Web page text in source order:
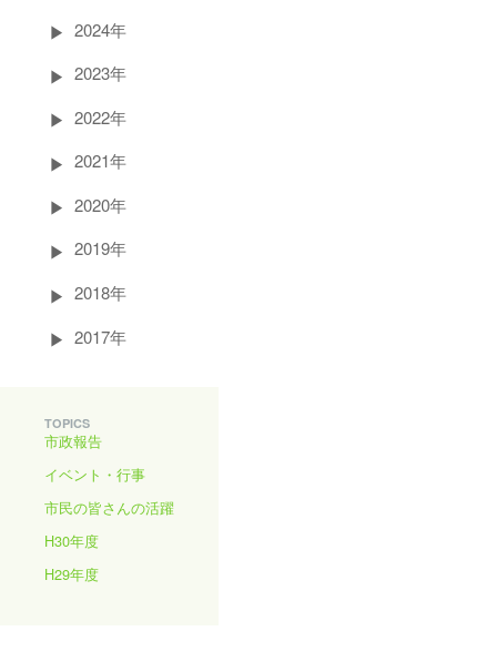
2024年
2023年
2022年
2021年
2020年
2019年
2018年
2017年
TOPICS
市政報告
イベント・行事
市民の皆さんの活躍
H30年度
H29年度